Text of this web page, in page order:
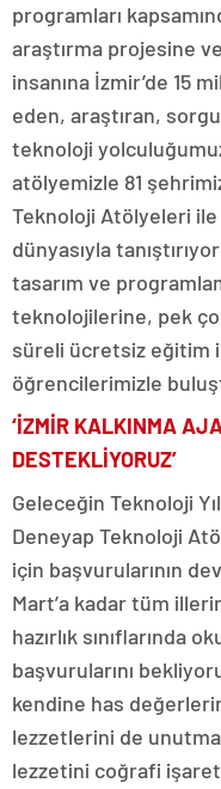
programları
araştırma projesine
insanına İzmir’de 15
eden, araştıran,
teknoloji
atölyemizle 81
Teknoloji Atölyeleri
dünyasıyla
tasarım ve
teknolojilerine, pek
süreli ücretsiz eğitim
öğrencilerimizle
‘İZMİR KALKINMA
DESTEKLİYORUZ’
Geleceğin Teknoloji
Deneyap Teknoloji
için başvurularının
Mart’a kadar tüm
hazırlık sınıflarında
başvurularını
kendine has
lezzetlerini de
lezzetini coğrafi